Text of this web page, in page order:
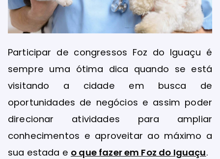
Participar de congressos Foz do Iguaçu é
sempre uma ótima dica quando se está
visitando a cidade em busca de
oportunidades de negócios e assim poder
direcionar atividades para ampliar
conhecimentos e aproveitar ao máximo a
sua estada e o que fazer em Foz do Iguaçu.